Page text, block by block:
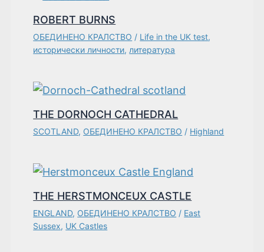
ROBERT BURNS
ОБЕДИНЕНО КРАЛСТВО / Life in the UK test,
исторически личности, литература
THE DORNOCH CATHEDRAL
SCOTLAND, ОБЕДИНЕНО КРАЛСТВО / Highland
THE HERSTMONCEUX CASTLE
ENGLAND, ОБЕДИНЕНО КРАЛСТВО / East
Sussex, UK Castles